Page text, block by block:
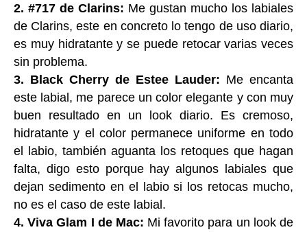
2. #717 de Clarins: Me gustan mucho los labiales
de Clarins, este en concreto lo tengo de uso diario,
es muy hidratante y se puede retocar varias veces
sin problema.
3. Black Cherry de Estee Lauder: Me encanta
este labial, me parece un color elegante y con muy
buen resultado en un look diario. Es cremoso,
hidratante y el color permanece uniforme en todo
el labio, también aguanta los retoques que hagan
falta, digo esto porque hay algunos labiales que
dejan sedimento en el labio si los retocas mucho,
no es el caso de este labial.
4. Viva Glam I de Mac: Mi favorito para un look de